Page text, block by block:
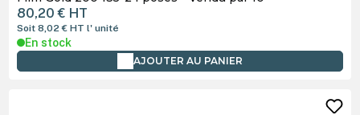
80,20 € HT
Soit 8,02 €HTl' unité
En stock
AJOUTER AU PANIER